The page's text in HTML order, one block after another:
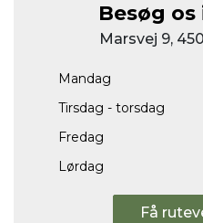
Besøg
Marsvej 9,
Mandag
Tirsdag - torsdag
Fredag
Lørdag
Få